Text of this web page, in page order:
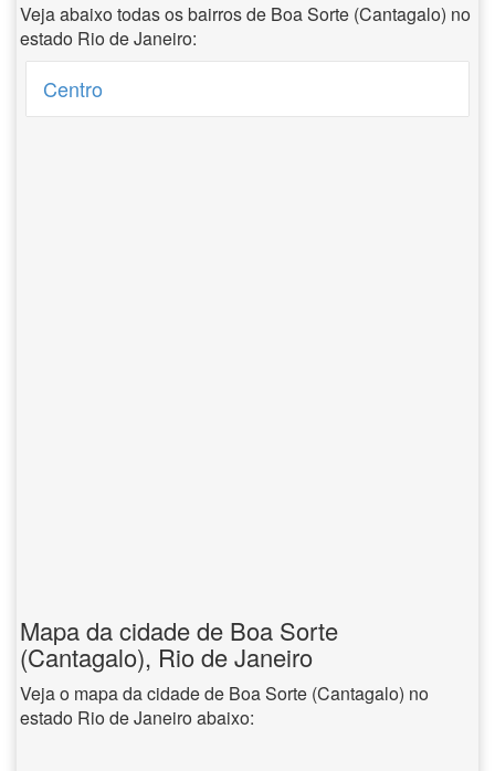
Veja abaixo todas os bairros de Boa Sorte (Cantagalo) no
estado Rio de Janeiro:
Centro
Mapa da cidade de Boa Sorte
(Cantagalo), Rio de Janeiro
Veja o mapa da cidade de Boa Sorte (Cantagalo) no
estado Rio de Janeiro abaixo: